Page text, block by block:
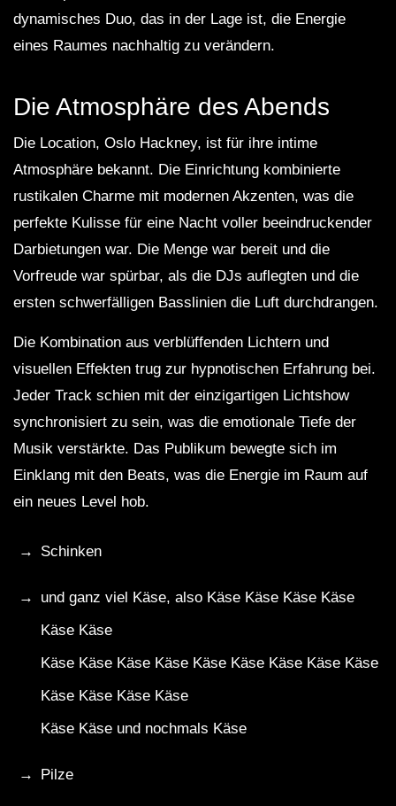
dynamisches Duo, das in der Lage ist, die Energie
eines Raumes nachhaltig zu verändern.
Die Atmosphäre des Abends
Die Location, Oslo Hackney, ist für ihre intime
Atmosphäre bekannt. Die Einrichtung kombinierte
rustikalen Charme mit modernen Akzenten, was die
perfekte Kulisse für eine Nacht voller beeindruckender
Darbietungen war. Die Menge war bereit und die
Vorfreude war spürbar, als die DJs auflegten und die
ersten schwerfälligen Basslinien die Luft durchdrangen.
Die Kombination aus verblüffenden Lichtern und
visuellen Effekten trug zur hypnotischen Erfahrung bei.
Jeder Track schien mit der einzigartigen Lichtshow
synchronisiert zu sein, was die emotionale Tiefe der
Musik verstärkte. Das Publikum bewegte sich im
Einklang mit den Beats, was die Energie im Raum auf
ein neues Level hob.
Schinken
und ganz viel Käse, also Käse Käse Käse Käse
Käse Käse
Käse Käse Käse Käse Käse Käse Käse Käse Käse
Käse Käse Käse Käse
Käse Käse und nochmals Käse
Pilze